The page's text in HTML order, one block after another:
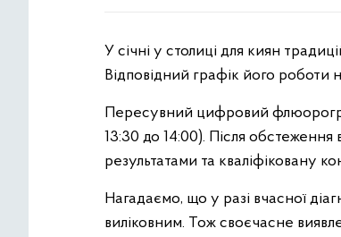
У січні у столиці для киян
Відповідний графік його роботи
Пересувний цифровий
13:30 до 14:00). Після обстеження
результатами та кваліфіковану
Нагадаємо, що у разі вчасної
виліковним. Тож своєчасне